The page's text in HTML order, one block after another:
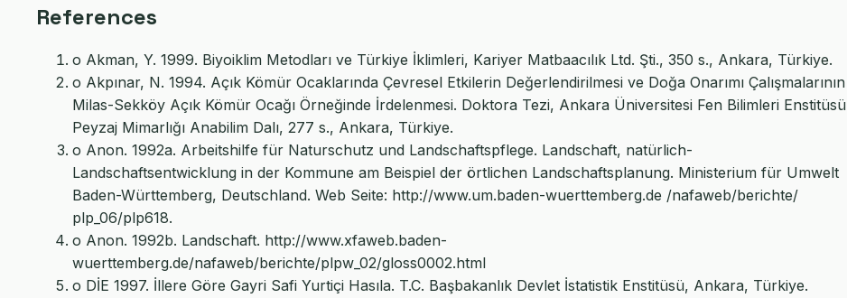
References
o Akman, Y. 1999. Biyoiklim Metodları ve Türkiye İklimleri, Kariyer Matbaacılık Ltd. Şti., 350 s., Ankara, Türkiye.
o Akpınar, N. 1994. Açık Kömür Ocaklarında Çevresel Etkilerin Değerlendirilmesi ve Doğa Onarımı Çalışmalarının
Milas-Sekköy Açık Kömür Ocağı Örneğinde İrdelenmesi. Doktora Tezi, Ankara Üniversitesi Fen Bilimleri Enstitüsü
Peyzaj Mimarlığı Anabilim Dalı, 277 s., Ankara, Türkiye.
o Anon. 1992a. Arbeitshilfe für Naturschutz und Landschaftspflege. Landschaft, natürlich-
Landschaftsentwicklung in der Kommune am Beispiel der örtlichen Landschaftsplanung. Ministerium für Umwelt
Baden-Württemberg, Deutschland. Web Seite: http://www.um.baden-wuerttemberg.de /nafaweb/berichte/
plp_06/plp618.
o Anon. 1992b. Landschaft. http://www.xfaweb.baden-
wuerttemberg.de/nafaweb/berichte/plpw_02/gloss0002.html
o DİE 1997. İllere Göre Gayri Safi Yurtiçi Hasıla. T.C. Başbakanlık Devlet İstatistik Enstitüsü, Ankara, Türkiye.